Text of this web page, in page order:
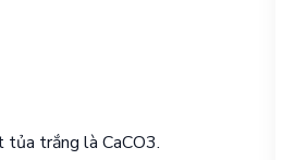
tủa trắng là CaCO3.